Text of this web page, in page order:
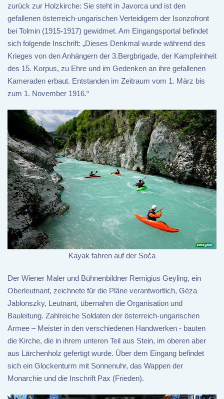
zurück zur Holzkirche: Sie steht in Javorca und ist den
gefallenen österreich-ungarischen Verteidigern der Isonzofront
bei Tolmin (1915-1917) gewidmet. Am Eingangsportal befindet
sich folgende Inschrift: „Dieses Denkmal wurde während des
Krieges von den Anhängern der 3.Bergbrigade, der Kampfeinheit
des 15. Korpus, zu Ehre und im Gedenken an ihre gefallenen
Kameraden erbaut. Entstanden im Zeitraum vom 1. März bis
zum 1. November 1916.“
Kayak fahren auf der Soča
Der Wiener Maler und Bühnenbildner Remigius Geyling, ein
Oberleutnant, zeichnete für die Pläne verantwortlich, Géza
Jablonszky, Leutnant, übernahm die Organisation und
Bauleitung. Zahlreiche Soldaten der österreich-ungarischen
Armee – Meister in den verschiedenen Handwerken - bauten
die Kirche, die in ihrem unteren Teil aus Stein, im oberen aber
aus Lärchenholz gefertigt wurde. Über dem Eingang befindet
sich ein Glockenturm mit Sonnenuhr, das Wappen der
Monarchie und die Inschrift Pax (Frieden).